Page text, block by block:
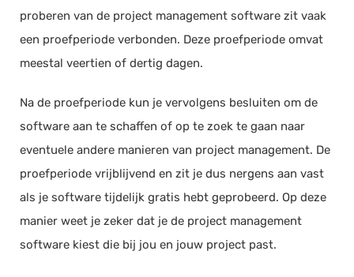
proberen van de project management software zit vaak
een proefperiode verbonden. Deze proefperiode omvat
meestal veertien of dertig dagen.
Na de proefperiode kun je vervolgens besluiten om de
software aan te schaffen of op te zoek te gaan naar
eventuele andere manieren van project management. De
proefperiode vrijblijvend en zit je dus nergens aan vast
als je software tijdelijk gratis hebt geprobeerd. Op deze
manier weet je zeker dat je de project management
software kiest die bij jou en jouw project past.